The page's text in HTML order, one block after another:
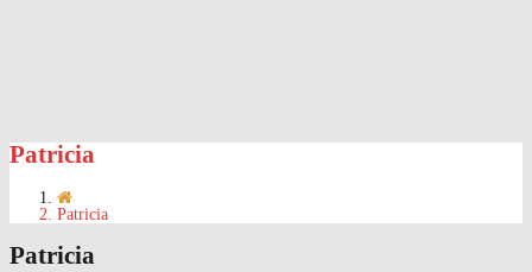
Patricia
Patricia
Patricia